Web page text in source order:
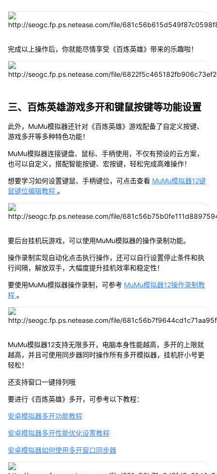
完成以上操作后，你就能尽情享受《百炼英雄》带来的乐趣啦！
三、百炼英雄游戏多开和键鼠按键等功能设置
此外，MuMu模拟器还针对《百炼英雄》游戏配备了自定义按键、
游戏多开等多种特色功能！
MuMu模拟器连接键盘、鼠标、手柄使用，不仅有预设的云方案，
也可以自定义，搭配智能按键、宏按键，轻松完成高难操作！
想要学习如何设置键鼠、手柄键位，可点击查看 MuMu模拟器12键
鼠键位编辑教程 。
要后台挂机玩游戏，可以使用MuMu模拟器的操作录制功能。
操作录制实现自动化点击执行操作，还可以自行设置停止条件和执
行间隔，解放双手，大幅度提升挂机效率和稳定性！
要使用MuMu模拟器操作录制，可参考 MuMu模拟器12操作录制教
程 。
MuMu模拟器12支持无限多开，电脑本身性能越高，多开的上限就
越高，并且可使用同步器同时操作所有多开模拟器，挂机肝小号更
轻松！
还支持窗口一键排列哦
要进行《百炼英雄》多开，可参考以下教程：
安卓模拟器多开功能教程
安卓模拟器多开性能优化设置教程
安卓模拟器如何使用多开窗口同步器